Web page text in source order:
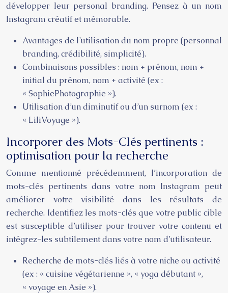
développer leur personal branding. Pensez à un nom
Instagram créatif et mémorable.
Avantages de l’utilisation du nom propre (personnal
branding, crédibilité, simplicité).
Combinaisons possibles : nom + prénom, nom +
initial du prénom, nom + activité (ex :
« SophiePhotographie »).
Utilisation d’un diminutif ou d’un surnom (ex :
« LiliVoyage »).
Incorporer des Mots-Clés pertinents :
optimisation pour la recherche
Comme mentionné précédemment, l’incorporation de
mots-clés pertinents dans votre nom Instagram peut
améliorer votre visibilité dans les résultats de
recherche. Identifiez les mots-clés que votre public cible
est susceptible d’utiliser pour trouver votre contenu et
intégrez-les subtilement dans votre nom d’utilisateur.
Recherche de mots-clés liés à votre niche ou activité
(ex : « cuisine végétarienne », « yoga débutant »,
« voyage en Asie »).